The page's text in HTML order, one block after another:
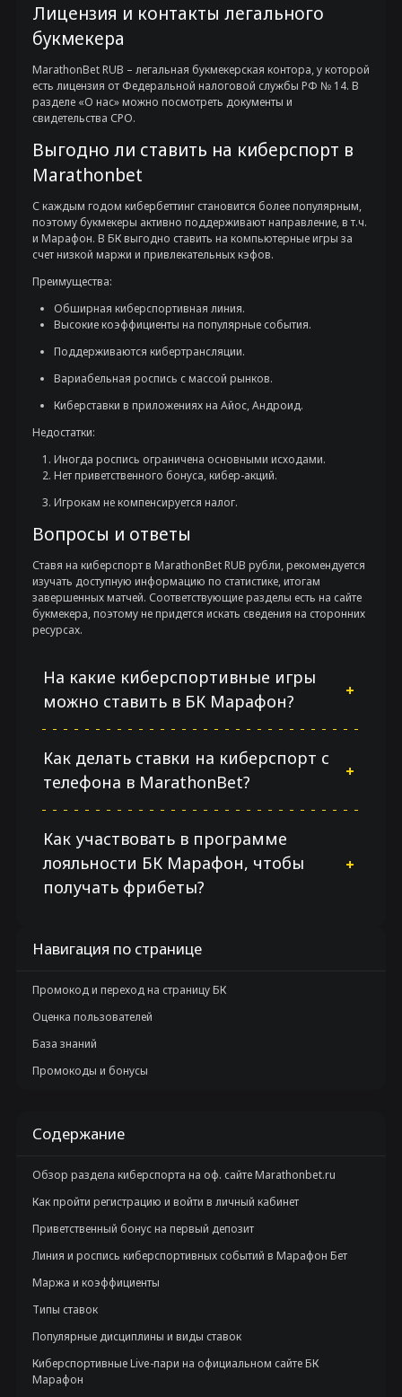
Лицензия и контакты легального
букмекера
MarathonBet RUB – легальная букмекерская контора, у которой
есть лицензия от Федеральной налоговой службы РФ № 14. В
разделе «О нас» можно посмотреть документы и
свидетельства СРО.
Выгодно ли ставить на киберспорт в
Marathonbet
С каждым годом кибербеттинг становится более популярным,
поэтому букмекеры активно поддерживают направление, в т.ч.
и Марафон. В БК выгодно ставить на компьютерные игры за
счет низкой маржи и привлекательных кэфов.
Преимущества:
Обширная киберспортивная линия.
Высокие коэффициенты на популярные события.
Поддерживаются кибертрансляции.
Вариабельная роспись с массой рынков.
Киберставки в приложениях на Айос, Андроид.
Недостатки:
Иногда роспись ограничена основными исходами.
Нет приветственного бонуса, кибер-акций.
Игрокам не компенсируется налог.
Вопросы и ответы
Ставя на киберспорт в MarathonBet RUB рубли, рекомендуется
изучать доступную информацию по статистике, итогам
завершенных матчей. Соответствующие разделы есть на сайте
букмекера, поэтому не придется искать сведения на сторонних
ресурсах.
На какие киберспортивные игры
можно ставить в БК Марафон?
Как делать ставки на киберспорт с
телефона в MarathonBet?
Как участвовать в программе
лояльности БК Марафон, чтобы
получать фрибеты?
Навигация по странице
Промокод и переход на страницу БК
Оценка пользователей
База знаний
Промокоды и бонусы
Содержание
Обзор раздела киберспорта на оф. сайте Marathonbet.ru
Как пройти регистрацию и войти в личный кабинет
Приветственный бонус на первый депозит
Линия и роспись киберспортивных событий в Марафон Бет
Маржа и коэффициенты
Типы ставок
Популярные дисциплины и виды ставок
Киберспортивные Live-пари на официальном сайте БК
Марафон